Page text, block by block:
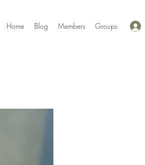
Home Blog Members Groups